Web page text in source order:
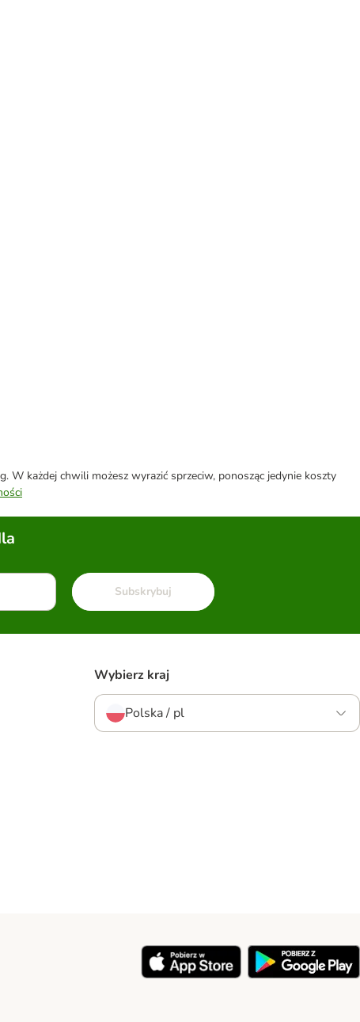
każdej chwili możesz wyrazić sprzeciw, ponosząc jedynie koszty
Subskrybuj
Wybierz kraj
Polska / pl